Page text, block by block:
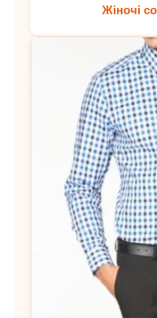
Жіночі